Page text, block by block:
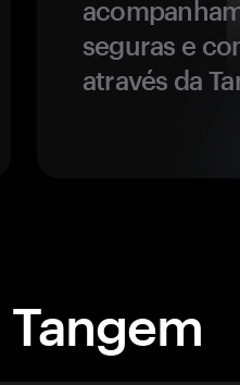
seguras e
através da